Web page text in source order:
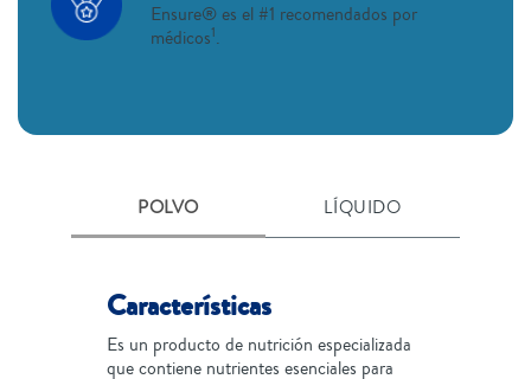
Ensure® es el #1 recomendados por
médicos1.
POLVO LÍQUIDO
Características
Es un producto de nutrición especializada
que contiene nutrientes esenciales para